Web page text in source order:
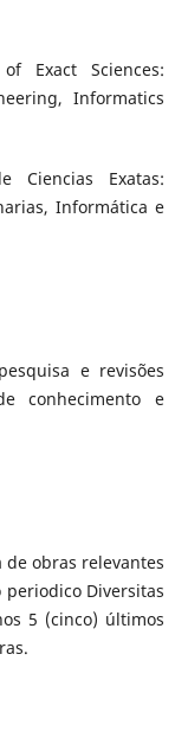
Exact Sciences:
Informatics
Ciencias Exatas:
Informática e
e revisões
conhecimento e
obras relevantes
Diversitas
5 (cinco) últimos